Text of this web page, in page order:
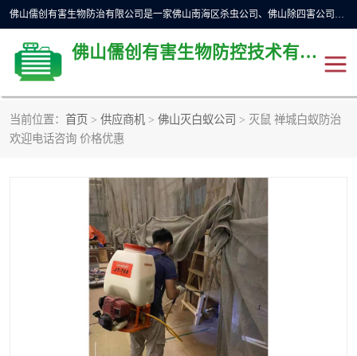
佛山儒创有害生物防治有限公司是一家佛山南海区杀虫公司、佛山除四害公司、佛山灭白蚁公司、佛山白蚁防治公司，让您远离虫害困扰。要问佛山白蚁防治哪家好？佛山儒创有害生物防治有限公司全佛山、广州，正规公司，上门勘查，可靠，售后有保障。
佛山儒创有害生物防控技术有限公司
当前位置： 首页 > 供应商机 > 佛山灭白蚁公司 > 灭鼠 禅城白蚁防治
欢迎电话咨询 价格优惠
除四害公司
佛山白蚁防治公司
佛山灭白蚁公司 佛山杀虫公司
佛山除四害公司 灭鼠
消杀
灭跳蚤